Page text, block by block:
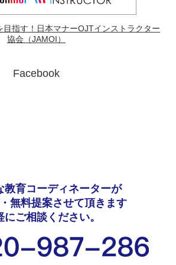
指す！ 日本マナーOJTインストラクター
協会（JAMOI）
Facebook
教育コーディネーターが
無料提案させて頂きます
にご相談ください。